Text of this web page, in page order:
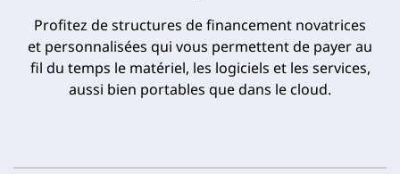
Profitez de structures de financement novatrices
et personnalisées qui vous permettent de payer au
fil du temps le matériel, les logiciels et les services,
aussi bien portables que dans le cloud.